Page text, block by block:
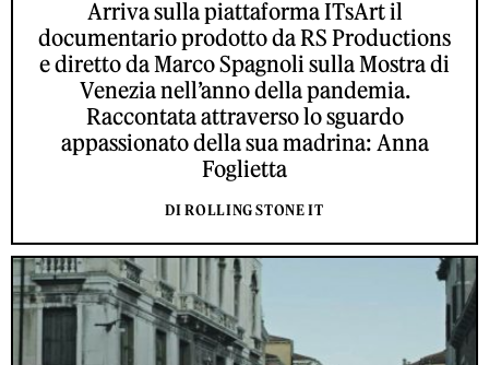
Arriva sulla piattaforma ITsArt il
documentario prodotto da RS Productions
e diretto da Marco Spagnoli sulla Mostra di
Venezia nell’anno della pandemia.
Raccontata attraverso lo sguardo
appassionato della sua madrina: Anna
Foglietta
DI ROLLING STONE IT